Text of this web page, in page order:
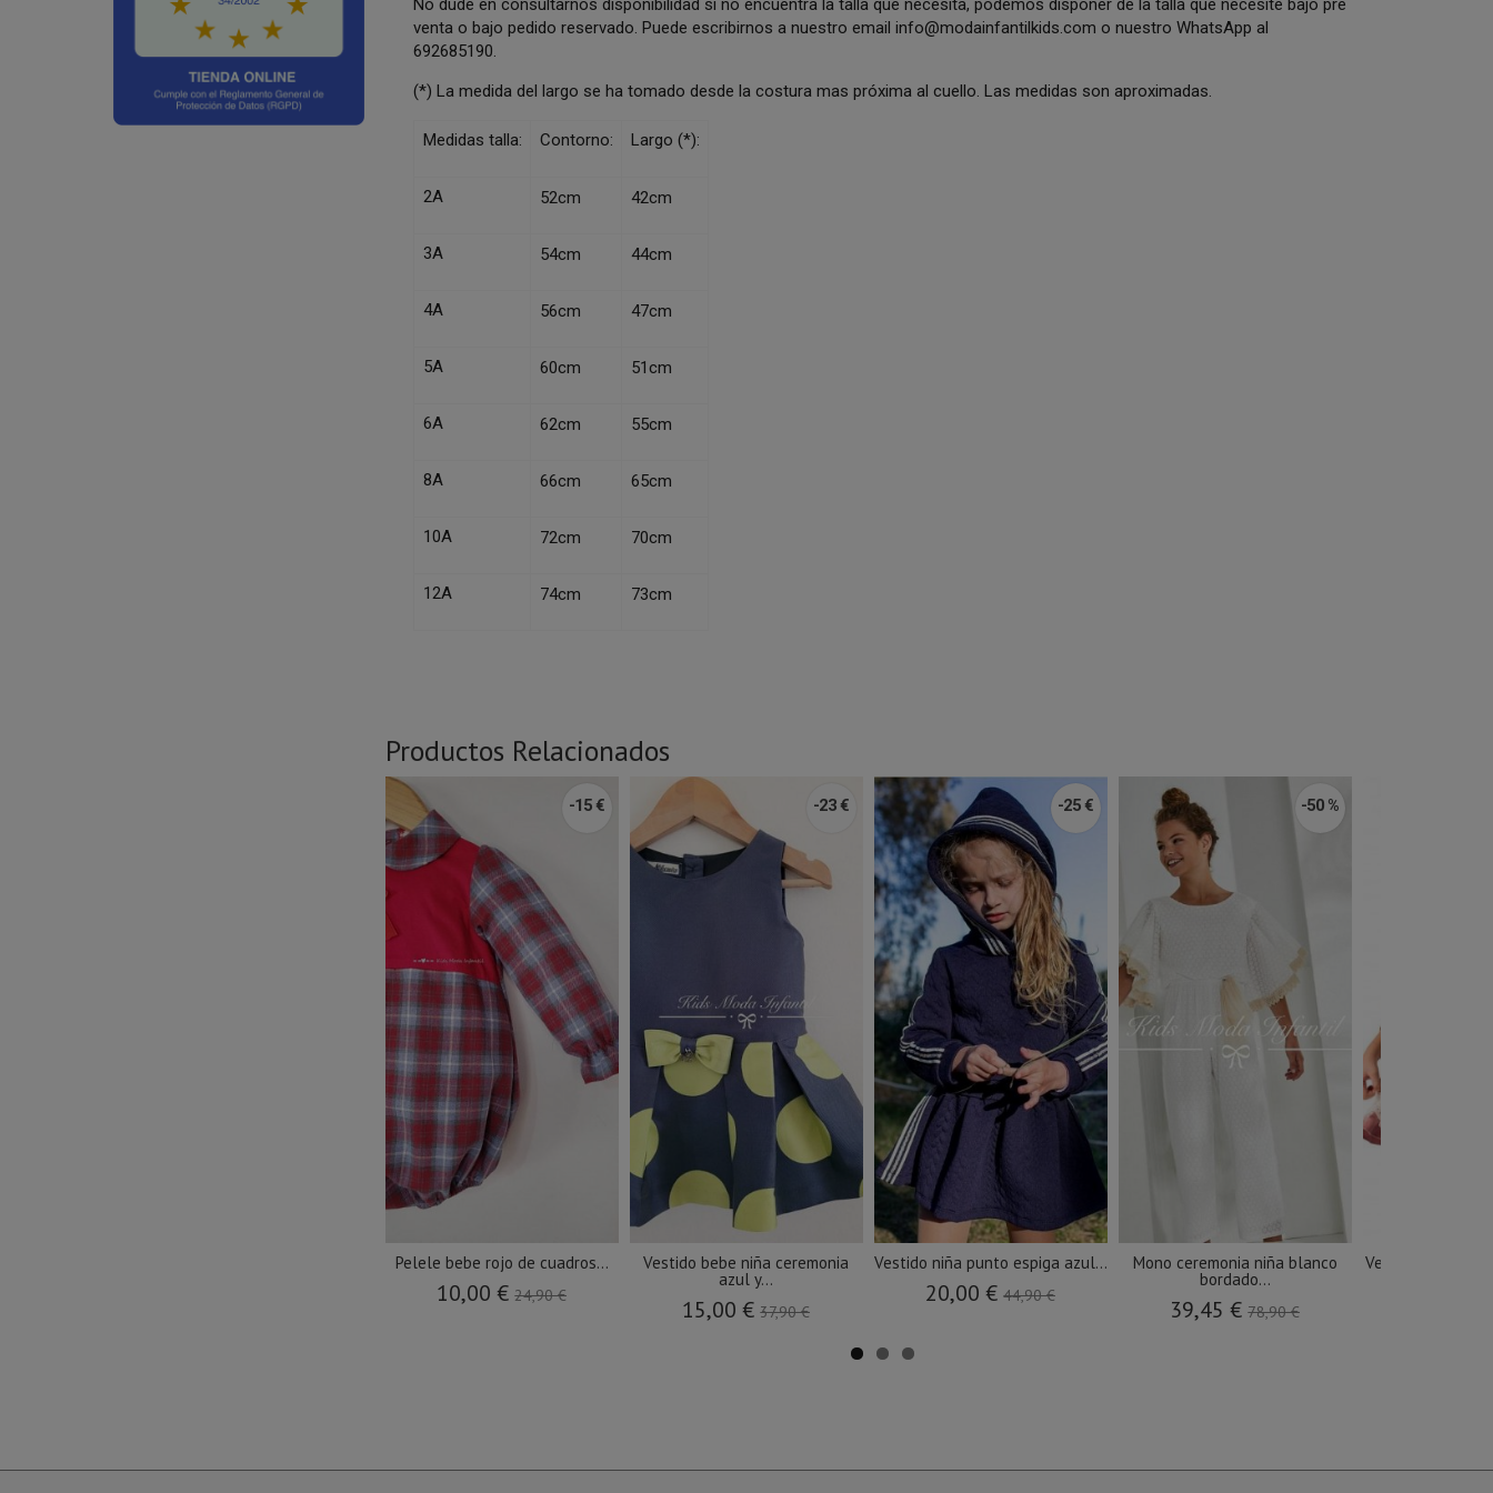
venta o bajo pedido reservado. Puede escribirnos a nuestro emailinfo@modainfantilkids.com o nuestro WhatsApp al
692685190.
(*) La medida del largo se ha tomado desde la costura mas próxima al cuello. Las medidas son aproximadas.
Medidas talla: Contorno: Largo (*):
2A 52cm 42cm
3A 54cm 44cm
4A 56cm 47cm
5A 60cm 51cm
6A 62cm 55cm
8A 66cm 65cm
10A 72cm 70cm
12A 74cm 73cm
Productos Relacionados
-15 €
Pelele bebe rojo de cuadros...
10,00 €24,90 €
-23 €
Vestido bebe niña ceremonia
azul y...
15,00 €37,90 €
-25 €
Vestido niña punto espiga azul...
20,00 €44,90 €
-50 %
Mono ceremonia niña blanco
bordado...
39,45 €78,90 €
Vestido niña